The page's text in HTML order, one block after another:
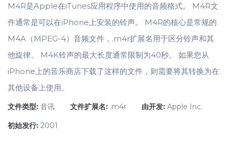
M4R是Apple在iTunes应用程序中使用的音频格式。 M4R文
件通常是可以在iPhone上安装的铃声。 M4R的核心是常规的
M4A（MPEG-4）音频文件，.m4r扩展名用于区分铃声和其
他旋律。 M4K铃声的最大长度通常限制为40秒。 如果您从
iPhone上的音乐商店下载了这样的文件，则需要将其转换为在
其他设备上使用。
文件类型: 音讯 文件扩展名: .m4r 由开发: Apple Inc.
初始发行: 2001